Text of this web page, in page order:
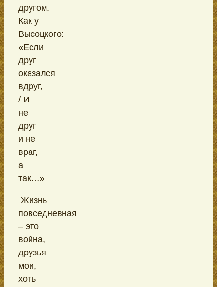
другом.
Как у
Высоцкого:
«Если
друг
оказался
вдруг,
/ И
не
друг
и не
враг,
а
так…»
Жизнь
повседневная
– это
война,
друзья
мои,
хоть